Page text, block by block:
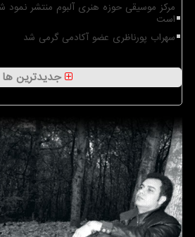
مرکز موسیقی حوزه هنری آلبوم منتشر نمود
است
سهراب پورناظری عضو آکادمی گرمی شد
جدیدترین ها